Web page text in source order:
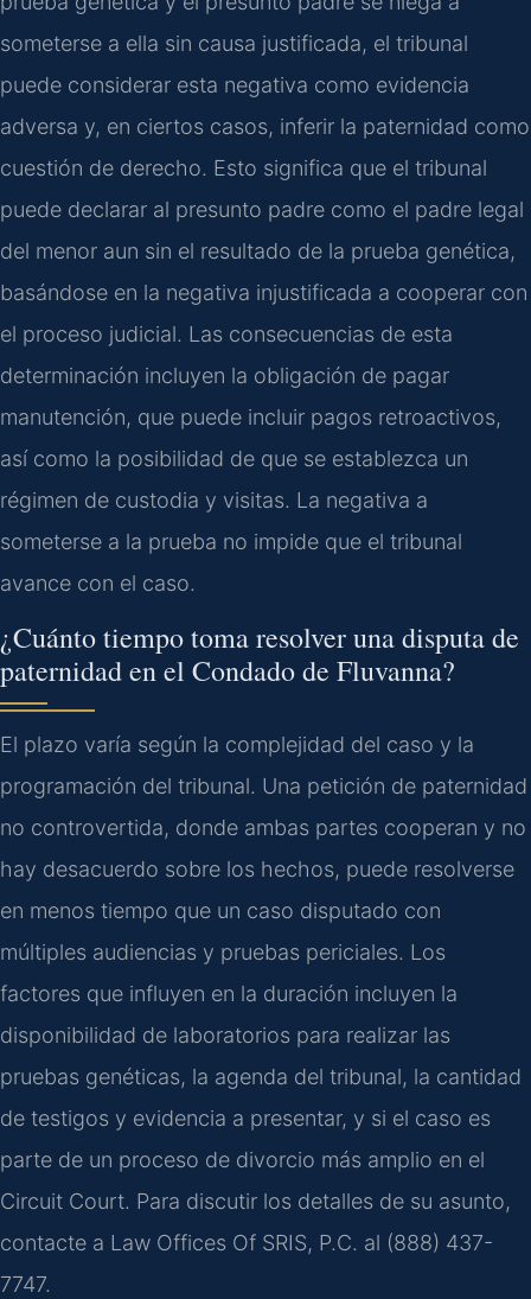
someterse a ella sin causa justificada, el tribunal
puede considerar esta negativa como evidencia
adversa y, en ciertos casos, inferir la paternidad como
cuestión de derecho. Esto significa que el tribunal
puede declarar al presunto padre como el padre legal
del menor aun sin el resultado de la prueba genética,
basándose en la negativa injustificada a cooperar con
el proceso judicial. Las consecuencias de esta
determinación incluyen la obligación de pagar
manutención, que puede incluir pagos retroactivos,
así como la posibilidad de que se establezca un
régimen de custodia y visitas. La negativa a
someterse a la prueba no impide que el tribunal
avance con el caso.
¿Cuánto tiempo toma resolver una disputa de
paternidad en el Condado de Fluvanna?
El plazo varía según la complejidad del caso y la
programación del tribunal. Una petición de paternidad
no controvertida, donde ambas partes cooperan y no
hay desacuerdo sobre los hechos, puede resolverse
en menos tiempo que un caso disputado con
múltiples audiencias y pruebas periciales. Los
factores que influyen en la duración incluyen la
disponibilidad de laboratorios para realizar las
pruebas genéticas, la agenda del tribunal, la cantidad
de testigos y evidencia a presentar, y si el caso es
parte de un proceso de divorcio más amplio en el
Circuit Court. Para discutir los detalles de su asunto,
contacte a Law Offices Of SRIS, P.C. al (888) 437-
7747.